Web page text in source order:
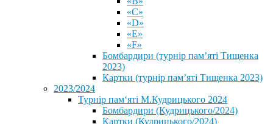
«С»
«D»
«Е»
«F»
Бомбардири (турнір пам’яті Тищенка
2023)
Картки (турнір пам’яті Тищенка 2023)
2023/2024
⁨Турнір пам‘яті М.Кудрицького 2024
Бомбардири (Кудрицького/2024)
Картки (Кудрицького/2024)